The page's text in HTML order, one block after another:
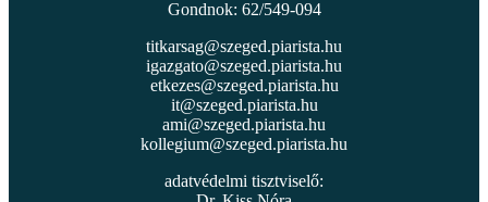
Gondnok: 62/549-094
titkarsag@szeged.piarista.hu
igazgato@szeged.piarista.hu
etkezes@szeged.piarista.hu
it@szeged.piarista.hu
ami@szeged.piarista.hu
kollegium@szeged.piarista.hu
adatvédelmi tisztviselő: